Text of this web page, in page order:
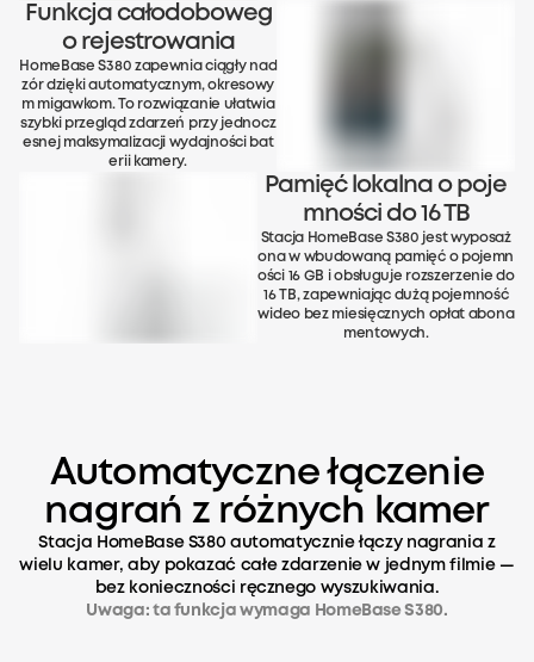
Funkcja całodoboweg
o rejestrowania
HomeBase S380 zapewnia ciągły nad
zór dzięki automatycznym, okresowy
m migawkom. To rozwiązanie ułatwia
szybki przegląd zdarzeń przy jednocz
esnej maksymalizacji wydajności bat
erii kamery.
Pamięć lokalna o poje
mności do 16 TB
Stacja HomeBase S380 jest wyposaż
ona w wbudowaną pamięć o pojemn
ości 16 GB i obsługuje rozszerzenie do
16 TB, zapewniając dużą pojemność
wideo bez miesięcznych opłat abona
mentowych.
Automatyczne łączenie
nagrań z różnych kamer
Stacja HomeBase S380 automatycznie łączy nagrania z
wielu kamer, aby pokazać całe zdarzenie w jednym filmie —
bez konieczności ręcznego wyszukiwania.
Uwaga: ta funkcja wymaga HomeBase S380.